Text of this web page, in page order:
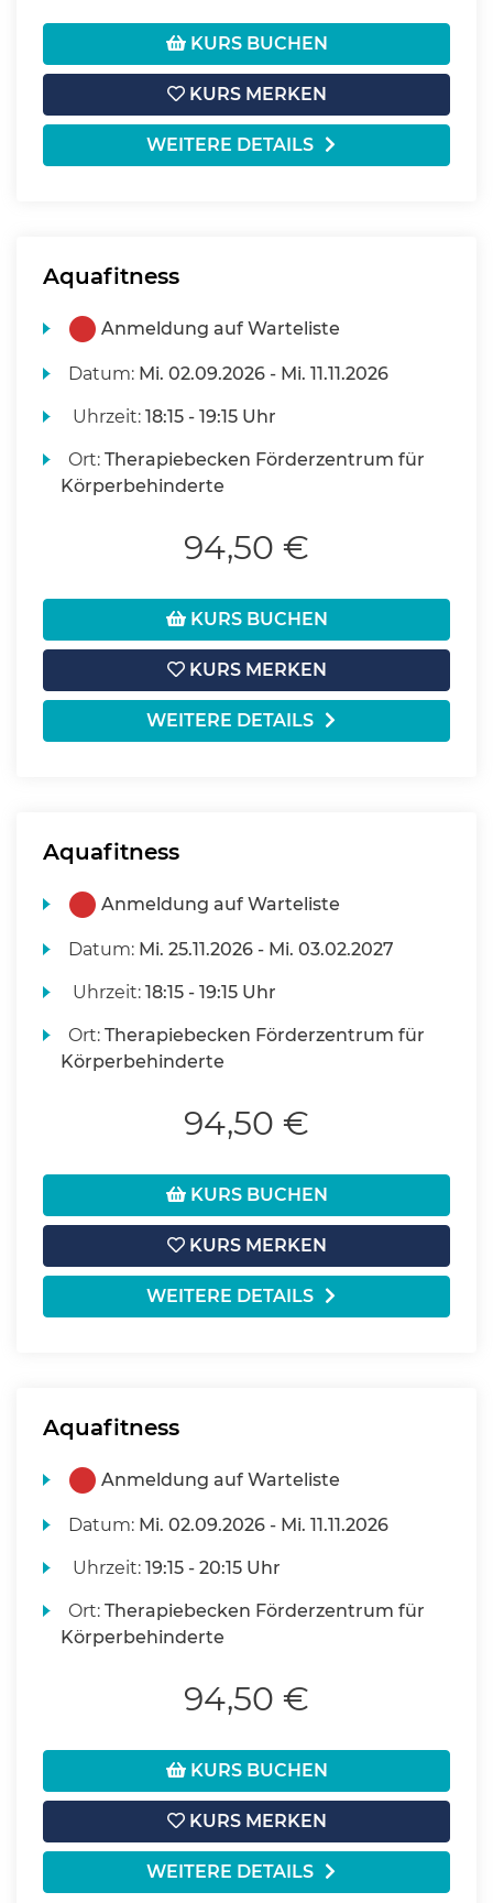
KURS BUCHEN
KURS MERKEN
WEITERE DETAILS
Aquafitness
Anmeldung auf Warteliste
Datum: Mi. 02.09.2026 - Mi. 11.11.2026
Uhrzeit:18:15 - 19:15 Uhr
Ort:Therapiebecken Förderzentrum für
Körperbehinderte
94,50 €
KURS BUCHEN
KURS MERKEN
WEITERE DETAILS
Aquafitness
Anmeldung auf Warteliste
Datum: Mi. 25.11.2026 - Mi. 03.02.2027
Uhrzeit:18:15 - 19:15 Uhr
Ort:Therapiebecken Förderzentrum für
Körperbehinderte
94,50 €
KURS BUCHEN
KURS MERKEN
WEITERE DETAILS
Aquafitness
Anmeldung auf Warteliste
Datum: Mi. 02.09.2026 - Mi. 11.11.2026
Uhrzeit:19:15 - 20:15 Uhr
Ort:Therapiebecken Förderzentrum für
Körperbehinderte
94,50 €
KURS BUCHEN
KURS MERKEN
WEITERE DETAILS